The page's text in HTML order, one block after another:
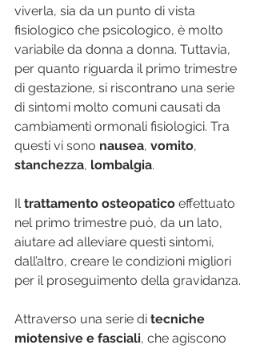
viverla, sia da un punto di vista
fisiologico che psicologico, è molto
variabile da donna a donna. Tuttavia,
per quanto riguarda il primo trimestre
di gestazione, si riscontrano una serie
di sintomi molto comuni causati da
cambiamenti ormonali fisiologici. Tra
questi vi sono nausea, vomito,
stanchezza, lombalgia.
Il trattamento osteopatico effettuato
nel primo trimestre può, da un lato,
aiutare ad alleviare questi sintomi,
dall’altro, creare le condizioni migliori
per il proseguimento della gravidanza.
Attraverso una serie di tecniche
miotensive e fasciali, che agiscono